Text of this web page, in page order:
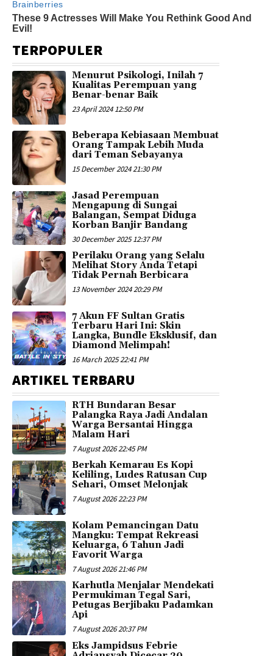
TERPOPULER
Menurut Psikologi, Inilah 7
Kualitas Perempuan yang
Benar-benar Baik
23 April 2024 12:50 PM
Beberapa Kebiasaan Membuat
Orang Tampak Lebih Muda
dari Teman Sebayanya
15 December 2024 21:30 PM
Jasad Perempuan
Mengapung di Sungai
Balangan, Sempat Diduga
Korban Banjir Bandang
30 December 2025 12:37 PM
Perilaku Orang yang Selalu
Melihat Story Anda Tetapi
Tidak Pernah Berbicara
13 November 2024 20:29 PM
7 Akun FF Sultan Gratis
Terbaru Hari Ini: Skin
Langka, Bundle Eksklusif, dan
Diamond Melimpah!
16 March 2025 22:41 PM
ARTIKEL TERBARU
RTH Bundaran Besar
Palangka Raya Jadi Andalan
Warga Bersantai Hingga
Malam Hari
7 August 2026 22:45 PM
Berkah Kemarau Es Kopi
Keliling, Ludes Ratusan Cup
Sehari, Omset Melonjak
7 August 2026 22:23 PM
Kolam Pemancingan Datu
Mangku: Tempat Rekreasi
Keluarga, 6 Tahun Jadi
Favorit Warga
7 August 2026 21:46 PM
Karhutla Menjalar Mendekati
Permukiman Tegal Sari,
Petugas Berjibaku Padamkan
Api
7 August 2026 20:37 PM
Eks Jampidsus Febrie